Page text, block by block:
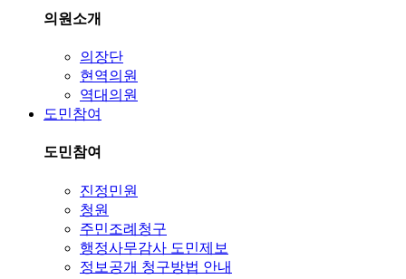
의원소개
의장단
현역의원
역대의원
도민참여
도민참여
진정민원
청원
주민조례청구
행정사무감사 도민제보
정보공개 청구방법 안내